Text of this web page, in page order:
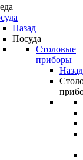
Назад
Посуда
Столовые
приборы
Назад